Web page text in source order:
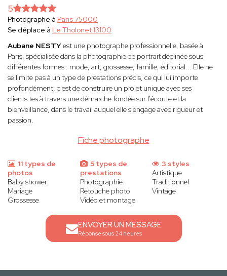
Fiche photographe
5
Photographe à Paris 75000
Se déplace à Le Tholonet 13100
Aubane NESTYest une photographe professionnelle, basée à
Paris, spécialisée dans la photographie de portrait déclinée sous
différentes formes : mode, art, grossesse, famille, éditorial... Elle ne
se limite pas à un type de prestations précis, ce qui lui importe
profondément, c'est de construire un projet unique avec ses
clients.tes à travers une démarche fondée sur l'écoute et la
bienveillance, dans le travail auquel elle s'engage avec rigueur et
passion.
11 types de
photos
Baby shower
Mariage
Grossesse
5 types de
prestations
Photographie
Retouche photo
Vidéo et montage
3 styles
Artistique
Traditionnel
Vintage
ENVOYER UN MESSAGE
Réponse sous 24 heures